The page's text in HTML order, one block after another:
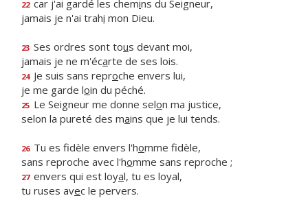
22 car j'ai gardé les chemins du Seigneur,
jamais je n'ai trahi mon Dieu.
23 Ses ordres sont tous devant moi,
jamais je ne m'écarte de ses lois.
24 Je suis sans reproche envers lui,
je me garde loin du péché.
25 Le Seigneur me donne selon ma justice,
selon la pureté des mains que je lui tends.
26 Tu es fidèle envers l'homme fidèle,
sans reproche avec l'homme sans reproche ;
27 envers qui est loyal, tu es loyal,
tu ruses avec le pervers.